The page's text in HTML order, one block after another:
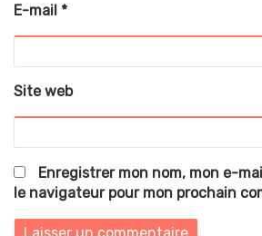
E-mail *
Site web
Enregistrer mon nom, mon e-
le navigateur pour mon prochain